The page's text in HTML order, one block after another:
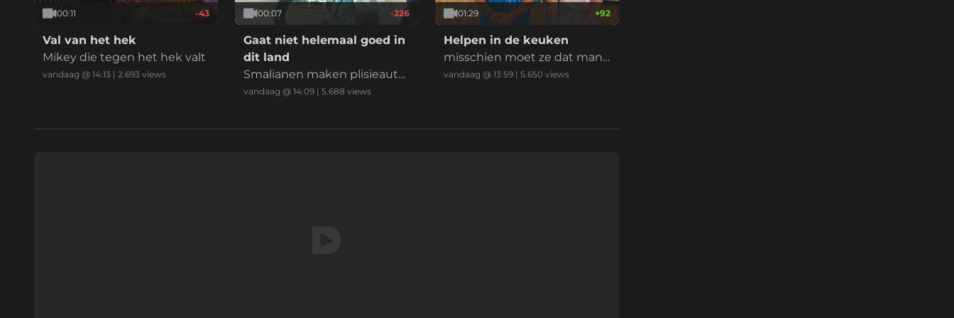
ta binne rustig aan
00:11 -43
Val van het hek
Mikey die tegen het hek valt
vandaag @ 14:13 | 2.693 views
00:07 -226
Gaat niet helemaal goed in
dit land
Smalianen maken plisieauto
schoon!
vandaag @ 14:09| 5.688 views
01:29 +92
Helpen in de keuken
misschien moet ze dat man
nenspeelgoed maar even in
vandaag @ 13:59 |5.650 views